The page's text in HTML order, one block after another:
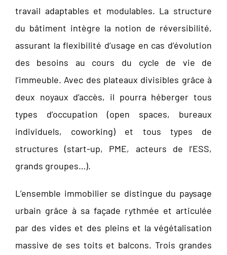
travail adaptables et modulables. La structure
du bâtiment intègre la notion de réversibilité,
assurant la flexibilité d’usage en cas d’évolution
des besoins au cours du cycle de vie de
l’immeuble. Avec des plateaux divisibles grâce à
deux noyaux d’accès, il pourra héberger tous
types d’occupation (open spaces, bureaux
individuels, coworking) et tous types de
structures (start-up, PME, acteurs de l’ESS,
grands groupes…).
L’ensemble immobilier se distingue du paysage
urbain grâce à sa façade rythmée et articulée
par des vides et des pleins et la végétalisation
massive de ses toits et balcons. Trois grandes